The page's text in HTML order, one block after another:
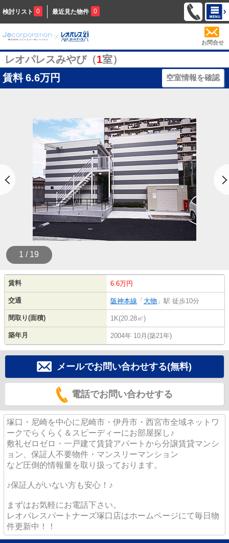
検討リスト 0 最近見た物件 0
お問合せ
レオパレスみやび（1室）
賃料 6.6万円 空室情報を確認
1 / 19
賃料 6.6万円
交通 阪神本線 「 大物 」駅 徒歩10分
間取り(面積) 1K(20.28㎡)
築年月 2004年 10月(築21年)
メールでお問い合わせする(無料)
電話でお問い合わせする
塚口・尼崎を中心に尼崎市・伊丹市・西宮市全域ネットワ
ークでらくらく＆スピーディーにお部屋探し♪
敷礼ゼロゼロ・一戸建て賃貸アパートから分譲賃貸マンシ
ョン、保証人不要物件・マンスリーマンション
など圧倒的情報量を取り扱っております。
♪保証人がいない方も安心！♪
まずはお気軽にお電話下さい。
レオパレスパートナーズ塚口店はホームページにて毎日物
件更新中！！